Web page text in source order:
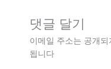
댓글 달기
이메일 주소는 공개되
됩니다